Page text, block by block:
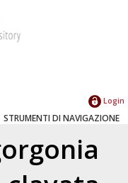
Login
STRUMENTI DI NAVIGAZIONE